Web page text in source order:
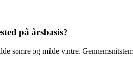
på årsbasis?
somre og milde vintre.